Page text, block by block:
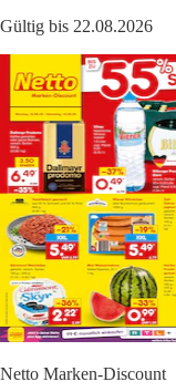
Gültig bis 22.08.2026
Netto Marken-Discount